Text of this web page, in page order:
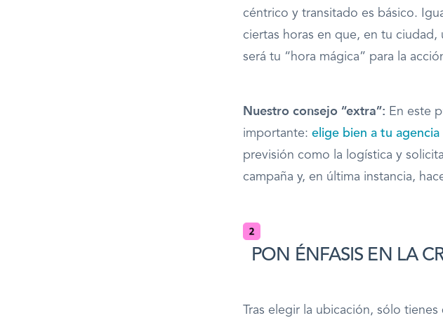
céntrico y transitado es básico.
ciertas horas en que, en tu ciudad,
será tu “hora mágica” para la
Nuestro consejo “extra”: En este
importante: elige bien a tu
previsión como la logística y
campaña y, en última instancia,
PON ÉNFASIS EN LA
Tras elegir la ubicación, sólo